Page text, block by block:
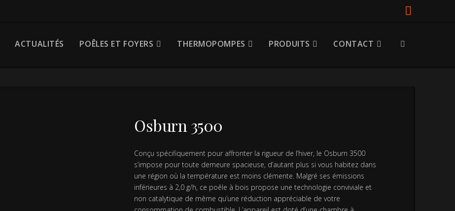
ACTUALITÉS POÊLES ET FOYERS THERMOPOMPES PRODUITS CONTACT
Osburn 3500
Conçu spécifiquement pour affronter la rigueur de l’hiver, le Osburn 3500
s’impose pour toute demeure spacieuse, d’autant plus si vous habitez dans
une région où la température est moins clémente. Malgré ses émissions
inférieures à 2,0 g/h, ce poêle à bois propose une technologie conviviale et
non catalytique de même qu’une réduction appréciable de votre